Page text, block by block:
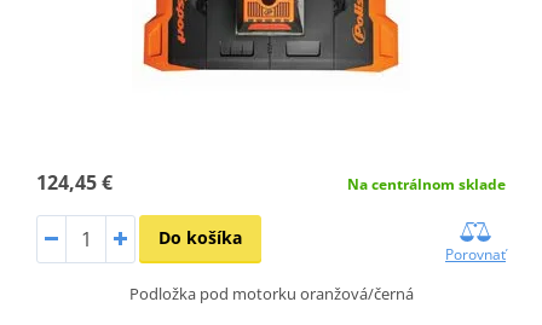
124,45 € Na centrálnom sklade
Do košíka
Porovnať
Podložka pod motorku oranžová/černá